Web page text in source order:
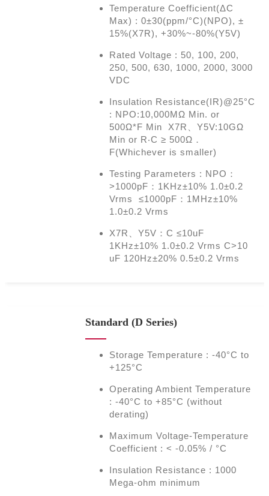
Temperature Coefficient(ΔC
Max) : 0±30(ppm/°C)(NPO), ±
15%(X7R), +30%~-80%(Y5V)
Rated Voltage : 50, 100, 200,
250, 500, 630, 1000, 2000, 3000
VDC
Insulation Resistance(IR)@25°C
: NPO:10,000MΩ Min. or
500Ω*F Min X7R、Y5V:10GΩ
Min or R‧C ≥ 500Ω．
F(Whichever is smaller)
Testing Parameters : NPO：
>1000pF：1KHz±10% 1.0±0.2
Vrms ≤1000pF：1MHz±10%
1.0±0.2 Vrms
X7R、Y5V：C ≤10uF
1KHz±10% 1.0±0.2 Vrms C>10
uF 120Hz±20% 0.5±0.2 Vrms
Standard (D Series)
Storage Temperature : -40°C to
+125°C
Operating Ambient Temperature
: -40°C to +85°C (without
derating)
Maximum Voltage-Temperature
Coefficient : < -0.05% / °C
Insulation Resistance : 1000
Mega-ohm minimum